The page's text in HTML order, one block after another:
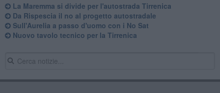
La Maremma si divide per l'autostrada Tirrenica
Da Rispescia il no al progetto autostradale
Sull'Aurelia a passo d'uomo con i No Sat
Nuovo tavolo tecnico per la Tirrenica